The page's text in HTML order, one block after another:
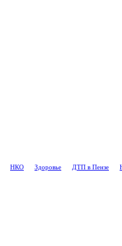
НКО Здоровье ДТП в Пензе